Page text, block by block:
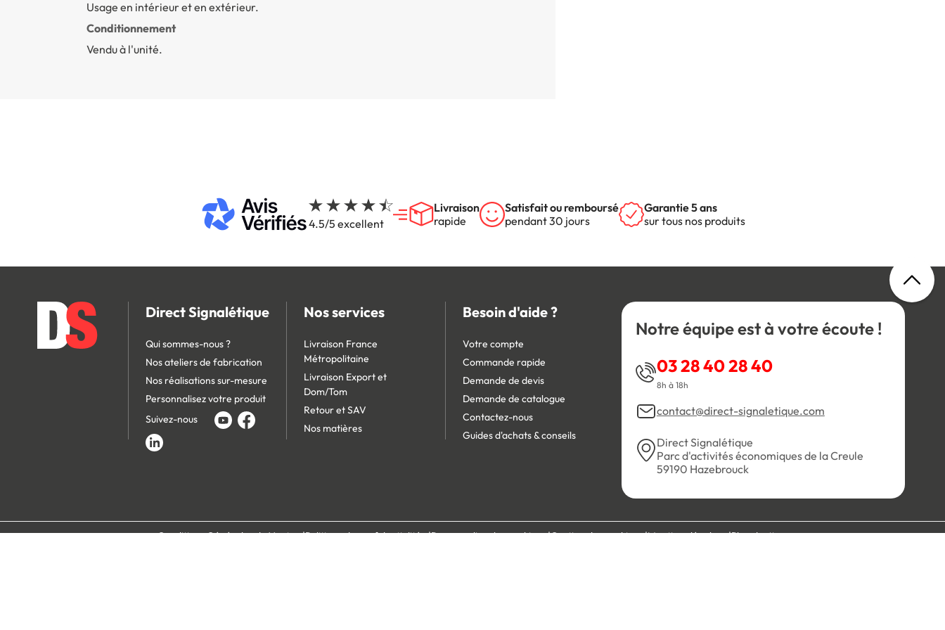
Usage en intérieur et en extérieur.
Conditionnement
Vendu à l'unité.
4.5/5 excellent
Livraison
rapide
Satisfait ou remboursé
pendant 30 jours
Garantie 5 ans
sur tous nos produits
Direct Signalétique
Qui sommes-nous ?
Nos ateliers de fabrication
Nos réalisations sur-mesure
Personnalisez votre produit
Suivez-nous
Nos services
Livraison France
Métropolitaine
Livraison Export et
Dom/Tom
Retour et SAV
Nos matières
Besoin d'aide ?
Votre compte
Commande rapide
Demande de devis
Demande de catalogue
Contactez-nous
Guides d'achats & conseils
Notre équipe est à votre écoute !
03 28 40 28 40
8h à 18h
contact@direct-signaletique.com
Direct Signalétique
Parc d'activités économiques de la Creule
59190 Hazebrouck
Conditions Générales de Vente Politique de confidentialité Personnaliser les cookies Gestion des cookies Mentions légales Plan du site